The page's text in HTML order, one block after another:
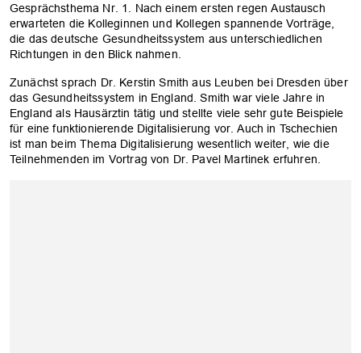
Gesprächsthema Nr. 1. Nach einem ersten regen Austausch
erwarteten die Kolleginnen und Kollegen spannende Vorträge,
die das deutsche Gesundheitssystem aus unterschiedlichen
Richtungen in den Blick nahmen.
Zunächst sprach Dr. Kerstin Smith aus Leuben bei Dresden über
das Gesundheitssystem in England. Smith war viele Jahre in
England als Hausärztin tätig und stellte viele sehr gute Beispiele
für eine funktionierende Digitalisierung vor. Auch in Tschechien
ist man beim Thema Digitalisierung wesentlich weiter, wie die
Teilnehmenden im Vortrag von Dr. Pavel Martinek erfuhren.